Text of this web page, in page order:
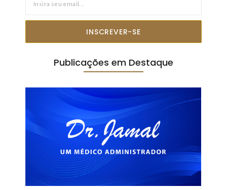
INSCREVER-SE
Publicações em Destaque